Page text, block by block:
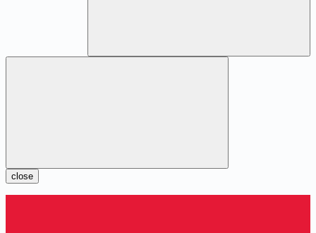
close